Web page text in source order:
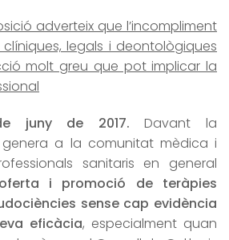
adverteix que l’incompliment
legals i deontològiques
molt greu que pot implicar la
juny de 2017. Davant la
a la comunitat mèdica i
sanitaris en general
i promoció de teràpies
sense cap evidència
eficàcia, especialment quan